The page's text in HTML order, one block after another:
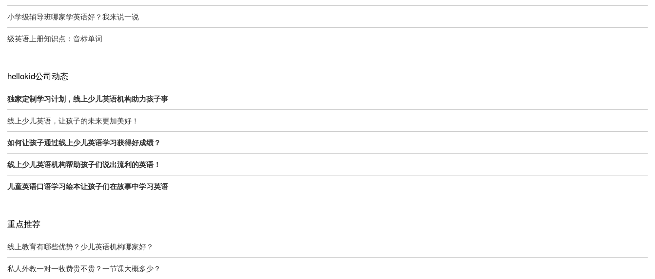
小学级辅导班哪家学英语好？我来说一说
级英语上册知识点：音标单词
hellokid公司动态
独家定制学习计划，线上少儿英语机构助力孩子事
线上少儿英语，让孩子的未来更加美好！
如何让孩子通过线上少儿英语学习获得好成绩？
线上少儿英语机构帮助孩子们说出流利的英语！
儿童英语口语学习绘本让孩子们在故事中学习英语
重点推荐
线上教育有哪些优势？少儿英语机构哪家好？
私人外教一对一收费贵不贵？一节课大概多少？